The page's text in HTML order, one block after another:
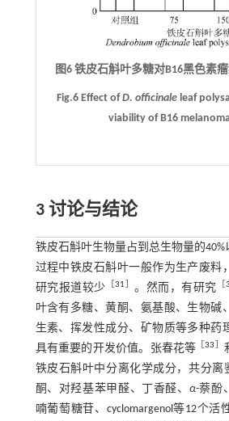
图6 铁皮石斛叶多糖对B16黑色素
Fig.6 Effect ofD. officinale leaf
viability of B16
3讨论与结论
铁皮石斛叶生物量占到总生物量的
过程中铁皮石斛叶一般作为生产废料
研究报道较少 ［31 。然而，有研究 ［
叶含有多糖、黄酮、氨基酸、生物碱
生素、挥发性成分、矿物质等多种药
具有重要的开发价值。张春花等 ［33
铁皮石斛叶中分离化学成分，共分离
酮、对羟基苯甲醛、丁香醛、 α-萘酚
喃葡萄糖苷、cyclomargenol等12个活